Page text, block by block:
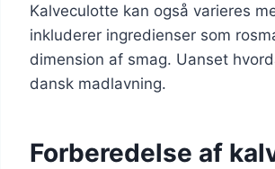
Kalveculotte kan også varieres
inkluderer ingredienser som
dimension af smag. Uanset
dansk madlavning.
Forberedelse af